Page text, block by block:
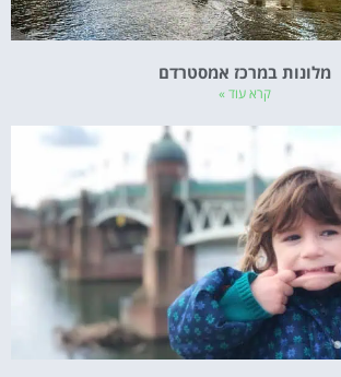
מלונות במרכז אמסטרדם
קרא עוד »